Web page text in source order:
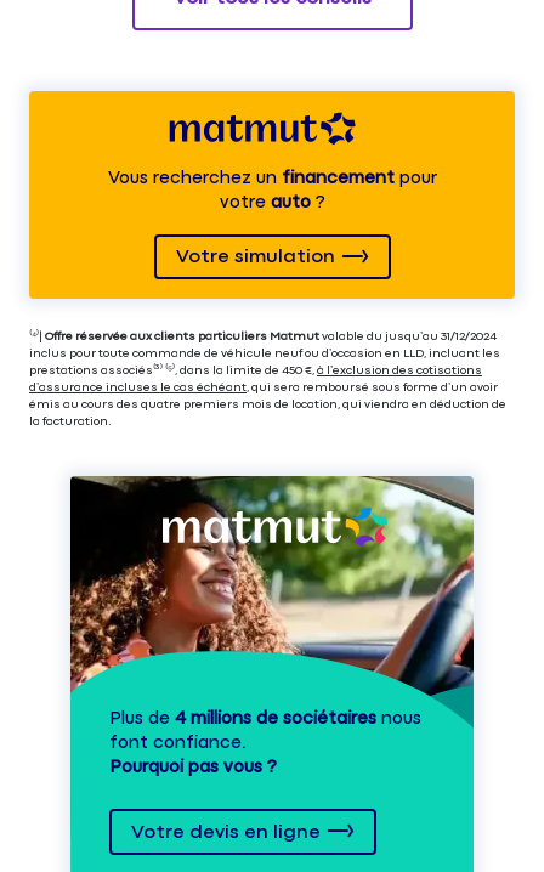
Vous recherchez unfinancementpour
votre auto?
Votre simulation
⁽⁴⁾| Offre réservée aux clients particuliers Matmut valable du jusqu’au 31/12/2024
inclus pour toute commande de véhicule neuf ou d’occasion en LLD, incluant les
prestations associés⁽³⁾ ⁽⁵⁾, dans la limite de 450 €, à l’exclusion des cotisations
d’assurance incluses le cas échéant, qui sera remboursé sous forme d’un avoir
émis au cours des quatre premiers mois de location, qui viendra en déduction de
la facturation.
Plus de 4 millions de sociétaires nous
font confiance.
Pourquoi pas vous ?
Votre devis en ligne